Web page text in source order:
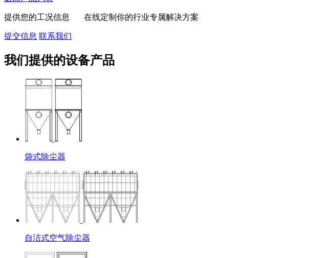
提供您的工况信息 在线定制你的行业专属解决方案
提交信息 联系我们
我们提供的设备产品
袋式除尘器
自洁式空气除尘器